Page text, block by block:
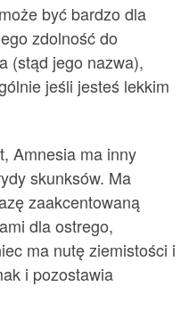
być bardzo dla
zdolność do
(stąd jego nazwa),
jeśli jesteś lekkim
Amnesia ma inny
skunksów. Ma
zaakcentowaną
dla ostrego,
ma nutę ziemistości i
i pozostawia